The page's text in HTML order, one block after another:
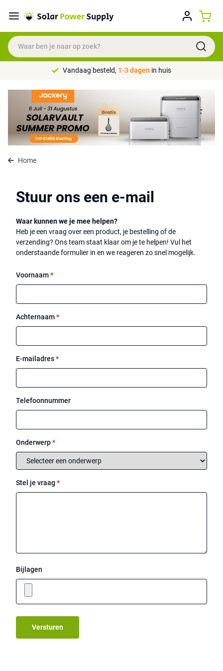
Vandaag besteld, 1-3 dagen in huis
Home
Stuur ons een e-mail
Waar kunnen we je mee helpen?
Heb je een vraag over een product, je bestelling of de
verzending? Ons team staat klaar om je te helpen! Vul het
onderstaande formulier in en we reageren zo snel mogelijk.
Voornaam*
Achternaam*
E-mailadres*
Telefoonnummer
Onderwerp*
Stel je vraag *
Bijlagen
Versturen